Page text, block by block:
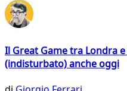
Il Great Game tra Londra
(indisturbato) anche oggi